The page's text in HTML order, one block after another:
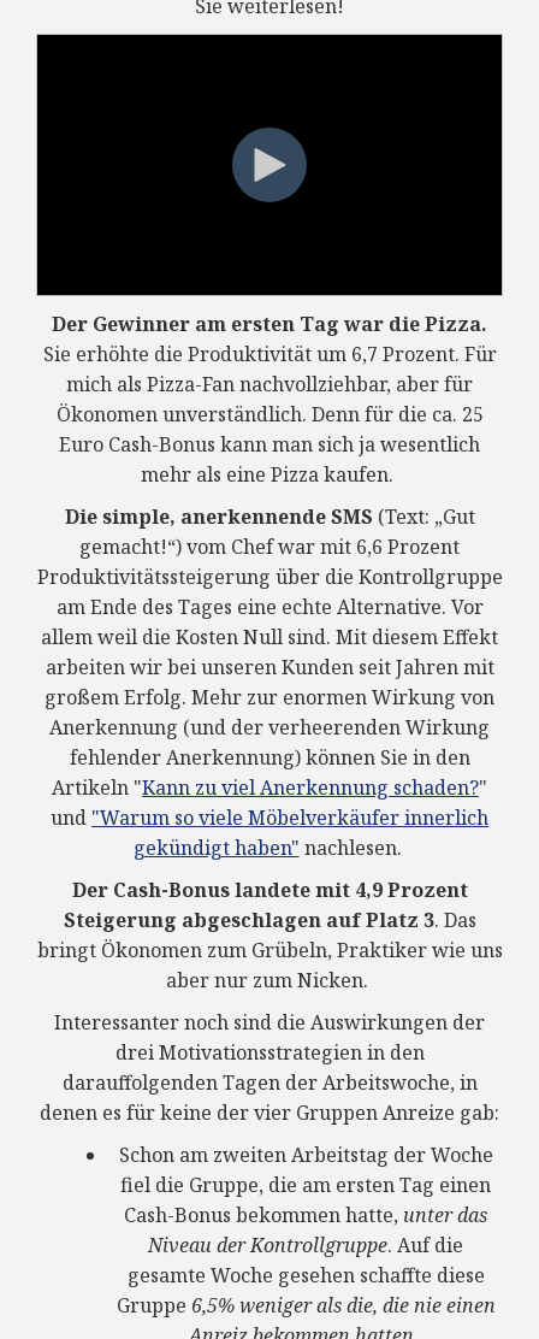
Sie weiterlesen!
Der Gewinner am ersten Tag war die Pizza.
Sie erhöhte die Produktivität um 6,7 Prozent. Für
mich als Pizza-Fan nachvollziehbar, aber für
Ökonomen unverständlich. Denn für die ca. 25
Euro Cash-Bonus kann man sich ja wesentlich
mehr als eine Pizza kaufen.
Die simple, anerkennende SMS (Text: „Gut
gemacht!“) vom Chef war mit 6,6 Prozent
Produktivitätssteigerung über die Kontrollgruppe
am Ende des Tages eine echte Alternative. Vor
allem weil die Kosten Null sind. Mit diesem Effekt
arbeiten wir bei unseren Kunden seit Jahren mit
großem Erfolg. Mehr zur enormen Wirkung von
Anerkennung (und der verheerenden Wirkung
fehlender Anerkennung) können Sie in den
Artikeln "Kann zu viel Anerkennung schaden?"
und "Warum so viele Möbelverkäufer innerlich
gekündigt haben" nachlesen.
Der Cash-Bonus landete mit 4,9 Prozent
Steigerung abgeschlagen auf Platz 3. Das
bringt Ökonomen zum Grübeln, Praktiker wie uns
aber nur zum Nicken.
Interessanter noch sind die Auswirkungen der
drei Motivationsstrategien in den
darauffolgenden Tagen der Arbeitswoche, in
denen es für keine der vier Gruppen Anreize gab:
Schon am zweiten Arbeitstag der Woche
fiel die Gruppe, die am ersten Tag einen
Cash-Bonus bekommen hatte, unter das
Niveau der Kontrollgruppe. Auf die
gesamte Woche gesehen schaffte diese
Gruppe 6,5% weniger als die, die nie einen